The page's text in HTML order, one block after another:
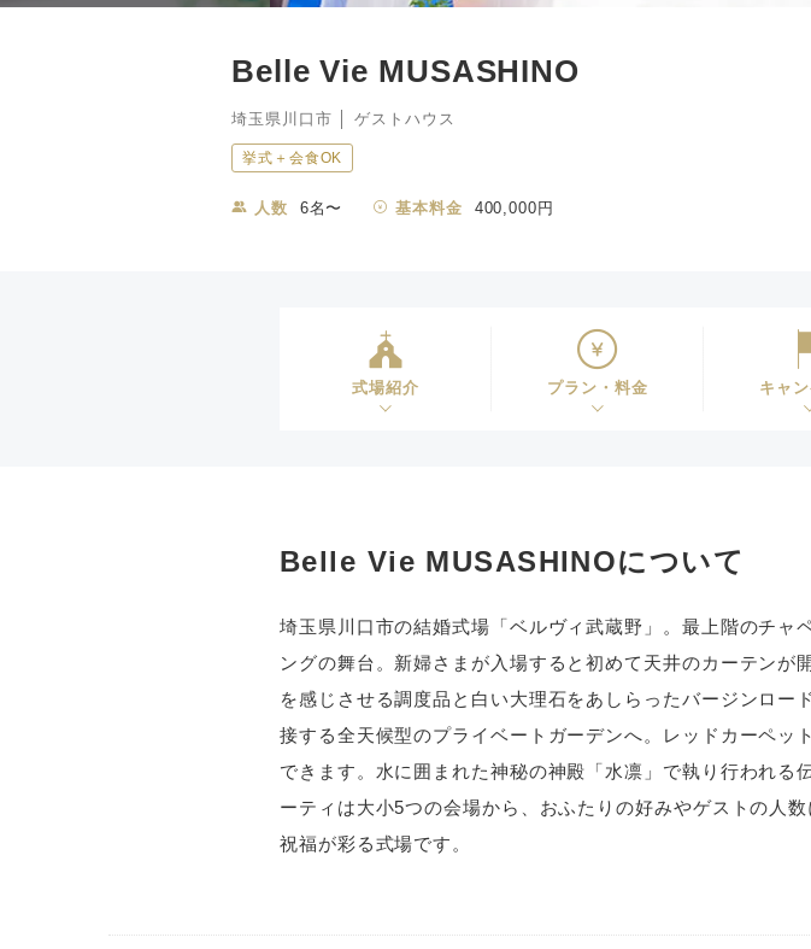
Belle Vie MUSASHINO
埼玉県川口市 │ ゲストハウス
挙式＋会食OK
人数 6名〜 基本料金 400,000円
式場紹介 プラン・料金 キャ
Belle Vie MUSASHINOについて
埼玉県川口市の結婚式場「ベルヴィ武蔵野」。最上階のチャ
ングの舞台。新婦さまが入場すると初めて天井のカーテン
を感じさせる調度品と白い大理石をあしらったバージンロ
接する全天候型のプライベートガーデンへ。レッドカーペ
できます。水に囲まれた神秘の神殿「水凛」で執り行われ
ーティは大小5つの会場から、おふたりの好みやゲストの人
祝福が彩る式場です。